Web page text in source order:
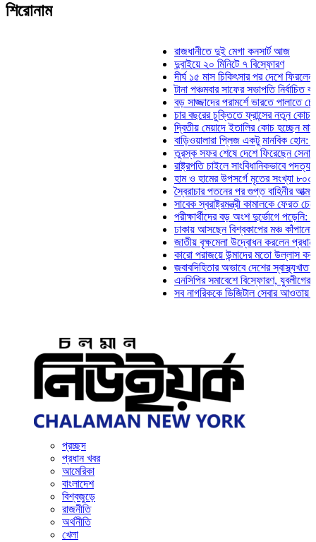
শিরোনাম
রাজধানীতে দুই মেগা কনসার্ট আজ
দুবাইয়ে ২০ মিনিটে ৭ বিস্ফোরণ
দীর্ঘ ১৫ মাস চিকিৎসার পর দেশে ফিরলেন ইলিয়াস
টানা পঞ্চমবার সাফের সভাপতি নির্বাচিত কাজী
বড় সাজ্জাদের পরামর্শে ভারতে পালাতে
চার বছরের চুক্তিতে ফ্রান্সের নতুন কোচ জিদান
দ্বিতীয় মেয়াদে ইতালির কোচ হচ্ছেন মানচিনি
বাড়িওয়ালারা প্লিজ একটু মানবিক হোন: মনিরা মিঠু
তুরস্ক সফর শেষে দেশে ফিরেছেন সেনাপ্রধান
রাষ্ট্রপতি চাইলে সাংবিধানিকভাবে পদত্যাগ করতে
হাম ও হামের উপসর্গে মৃতের সংখ্যা ৮০০ ছাড়াল
স্বৈরাচার পতনের পর গুপ্ত বাহিনীর আত্মপ্রকাশ:
সাবেক স্বরাষ্ট্রমন্ত্রী কামালকে ফেরত চেয়ে
পরীক্ষার্থীদের বড় অংশ দুর্ভোগে পড়েনি: ড.
ঢাকায় আসছেন বিশ্বকাপের মঞ্চ কাঁপানো সেই
জাতীয় বৃক্ষমেলা উদ্বোধন করলেন প্রধানমন্ত্রী
কারো পরাজয়ে উন্মাদের মতো উল্লাস করতে হয়
জবাবদিহিতার অভাবে দেশের স্বাস্থ্যখাত নানা
এনসিপির সমাবেশে বিস্ফোরণ, যুবলীগের দুই
সব নাগরিককে ডিজিটাল সেবার আওতায় আনতে
প্রচ্ছদ
প্রধান খবর
আমেরিকা
বাংলাদেশ
বিশ্বজুড়ে
রাজনীতি
অর্থনীতি
খেলা